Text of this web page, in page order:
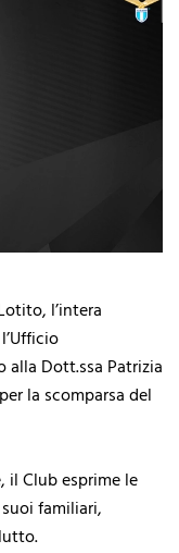
l’intera
Dott.ssa Patrizia
la scomparsa del
Club esprime le
familiari,